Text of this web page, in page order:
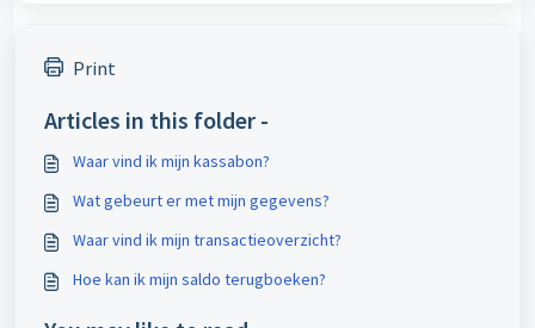
Print
Articles in this folder -
Waar vind ik mijn kassabon?
Wat gebeurt er met mijn gegevens?
Waar vind ik mijn transactieoverzicht?
Hoe kan ik mijn saldo terugboeken?